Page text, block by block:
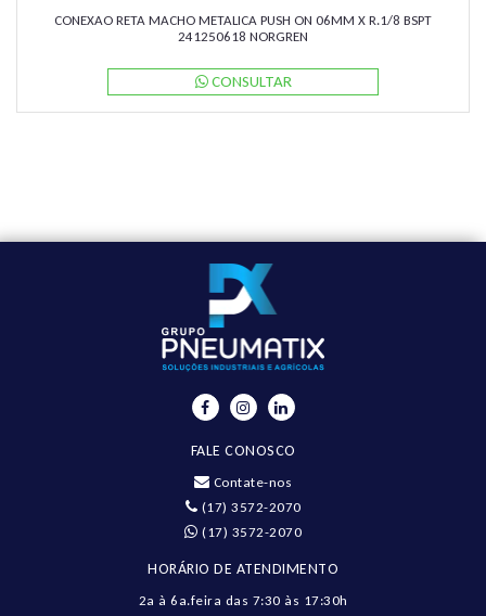
CONEXAO RETA MACHO METALICA PUSH ON 06MM X R.1/8 BSPT
241250618 NORGREN
CONSULTAR
FALE CONOSCO
Contate-nos
(17) 3572-2070
(17) 3572-2070
HORÁRIO DE ATENDIMENTO
2a à 6a.feira das 7:30 às 17:30h